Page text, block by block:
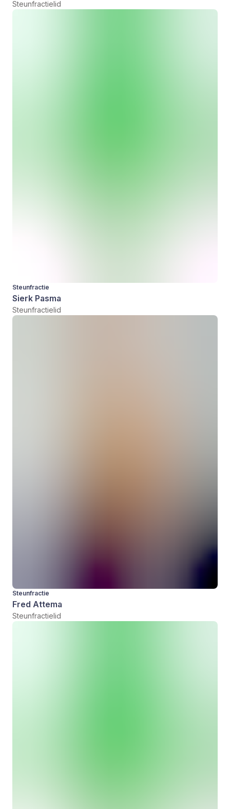
Steunfractielid
Steunfractie
Sierk Pasma
Steunfractielid
Steunfractie
Fred Attema
Steunfractielid